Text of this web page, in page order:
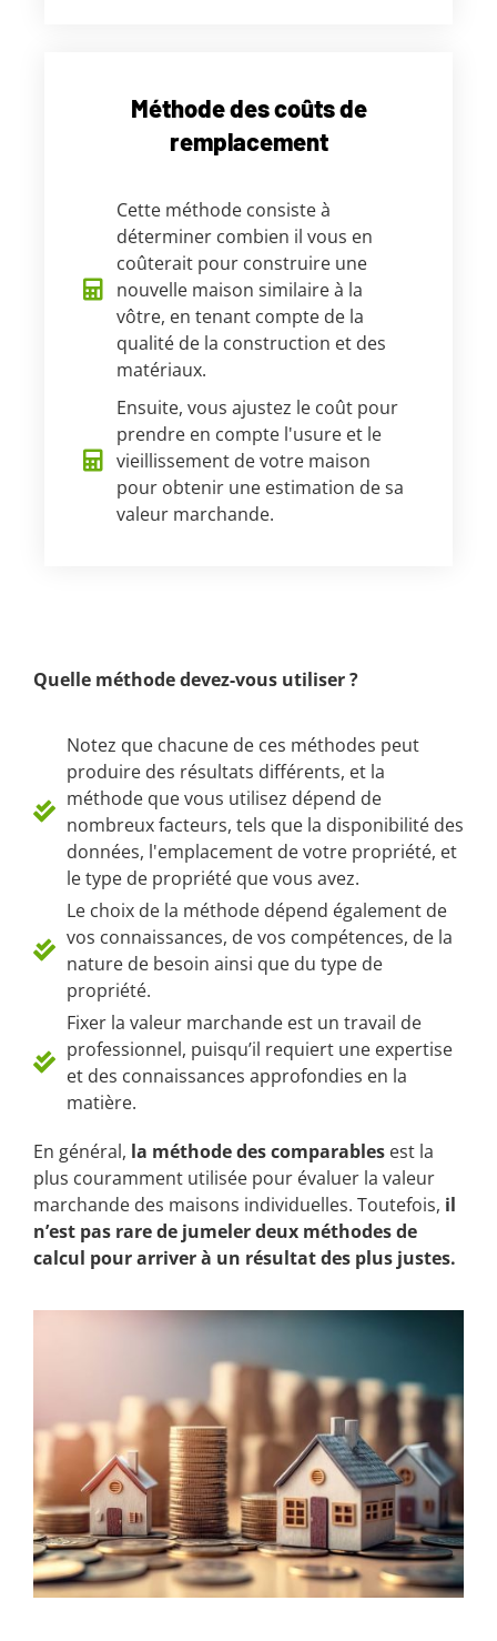
Méthode des coûts de
remplacement
Cette méthode consiste à
déterminer combien il vous en
coûterait pour construire une
nouvelle maison similaire à la
vôtre, en tenant compte de la
qualité de la construction et des
matériaux.
Ensuite, vous ajustez le coût pour
prendre en compte l'usure et le
vieillissement de votre maison
pour obtenir une estimation de sa
valeur marchande.
Quelle méthode devez-vous utiliser ?
Notez que chacune de ces méthodes peut
produire des résultats différents, et la
méthode que vous utilisez dépend de
nombreux facteurs, tels que la disponibilité des
données, l'emplacement de votre propriété, et
le type de propriété que vous avez.
Le choix de la méthode dépend également de
vos connaissances, de vos compétences, de la
nature de besoin ainsi que du type de
propriété.
Fixer la valeur marchande est un travail de
professionnel, puisqu’il requiert une expertise
et des connaissances approfondies en la
matière.
En général, la méthode des comparables est la
plus couramment utilisée pour évaluer la valeur
marchande des maisons individuelles. Toutefois, il
n’est pas rare de jumeler deux méthodes de
calcul pour arriver à un résultat des plus justes.